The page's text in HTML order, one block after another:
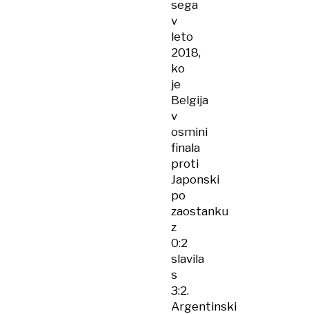
sega
v
leto
2018,
ko
je
Belgija
v
osmini
finala
proti
Japonski
po
zaostanku
z
0:2
slavila
s
3:2.
Argentinski